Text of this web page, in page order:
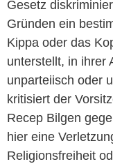
Gesetz
Gründen ein
Kippa oder das
unterstellt, in ihrer
unparteiisch oder
kritisiert der
Recep Bilgen
hier eine
Religionsfreiheit